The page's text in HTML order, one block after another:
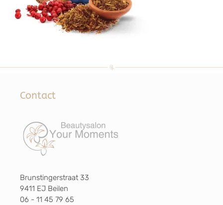
Contact
Brunstingerstraat 33
9411 EJ Beilen
06 - 11 45 79 65